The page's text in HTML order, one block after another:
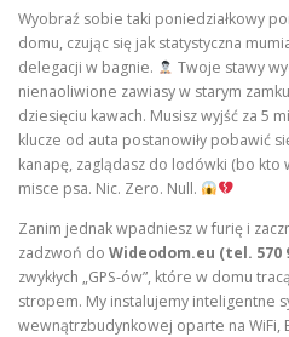
Wyobraź sobie taki poniedziałkowy
domu, czując się jak statystyczna
delegacji w bagnie.
Twoje stawy
nienaoliwione zawiasy w starym
dziesięciu kawach. Musisz wyjść za 5
klucze od auta postanowiły pobawić
kanapę, zaglądasz do lodówki (bo kto
misce psa. Nic. Zero. Null.
Zanim jednak wpadniesz w furię i
zadzwoń do Wideodom.eu (tel. 570
zwykłych „GPS-ów”, które w domu
stropem. My instalujemy inteligentne
wewnątrzbudynkowej oparte na WiFi,